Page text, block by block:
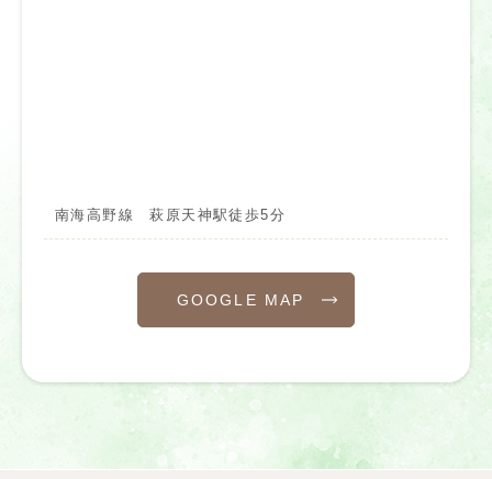
南海高野線 萩原天神駅徒歩5分
GOOGLE MAP